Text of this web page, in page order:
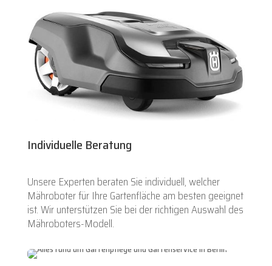
Individuelle Beratung
Unsere Experten beraten Sie individuell, welcher
Mähroboter für Ihre Gartenfläche am besten geeignet
ist. Wir unterstützen Sie bei der richtigen Auswahl des
Mähroboters-Modell.